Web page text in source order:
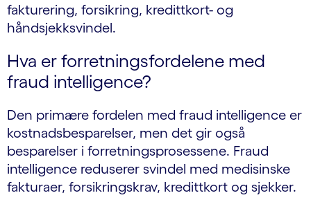
fakturering, forsikring, kredittkort- og
håndsjekksvindel.
Hva er forretningsfordelene med
fraud intelligence?
Den primære fordelen med fraud intelligence er
kostnadsbesparelser, men det gir også
besparelser i forretningsprosessene. Fraud
intelligence reduserer svindel med medisinske
fakturaer, forsikringskrav, kredittkort og sjekker.